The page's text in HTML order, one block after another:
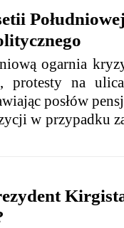
ogarnia
protesty na
posłów
w przypadku